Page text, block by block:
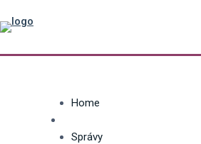
Home
Správy